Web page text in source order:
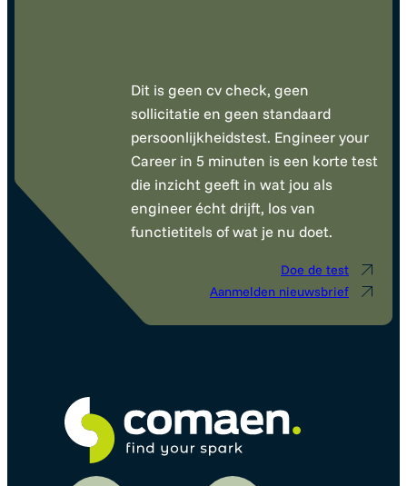
Dit is geen cv check, geen
sollicitatie en geen standaard
persoonlijkheidstest. Engineer your
Career in 5 minuten is een korte test
die inzicht geeft in wat jou als
engineer écht drijft, los van
functietitels of wat je nu doet.
Doe de test
Aanmelden nieuwsbrief